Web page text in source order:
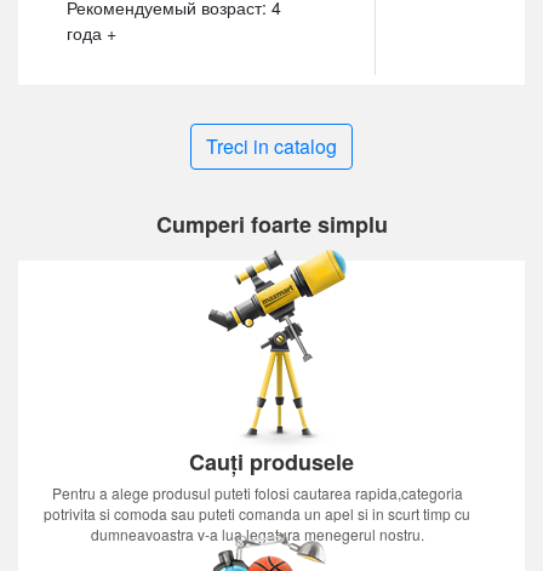
Рекомендуемый возраст: 4
года +
Treci in catalog
Cumperi foarte simplu
Cauți produsele
Pentru a alege produsul puteti folosi cautarea rapida,categoria
potrivita si comoda sau puteti comanda un apel si in scurt timp cu
dumneavoastra v-a lua legatura menegerul nostru.